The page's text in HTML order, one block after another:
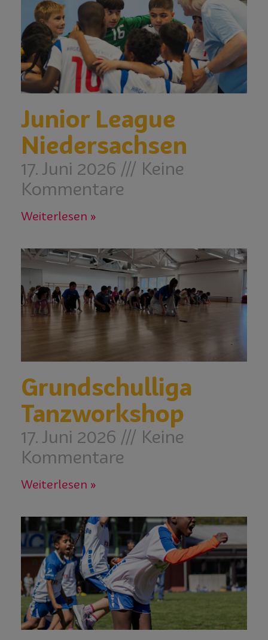
Junior League
Niedersachsen
17. Juni 2026
Keine
Kommentare
Weiterlesen »
Grundschulliga
Tanzworkshop
17. Juni 2026
Keine
Kommentare
Weiterlesen »